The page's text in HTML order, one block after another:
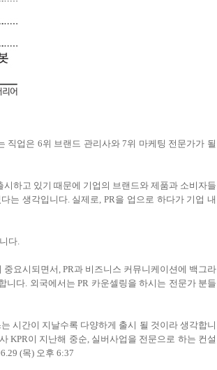
직업은 6위 브랜드 관리사와 7위 마케팅 전문가가 될
하고 있기 때문에 기업의 브랜드와 제품과 소비자들
는 생각입니다. 실제로, PR을 업으로 하다가 기업 내
다.
요시되면서, PR과 비즈니스 커뮤니케이션에 백그라
다. 외국에서는 PR 카운셀링을 하시는 전문가 분들
시간이 지날수록 다양하게 출시 될 것이라 생각합니
KPR이 지난해 중순, 실버사업을 전문으로 하는 컨설
(목) 오후 6:37